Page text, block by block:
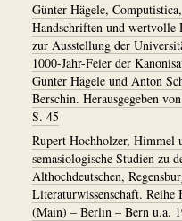
Günter Hägele,
Handschriften und wertvolle
zur Ausstellung der
1000-Jahr-Feier der
Günter Hägele und Anton
Berschin. Herausgegeben
S. 45
Rupert Hochholzer, Himmel
semasiologische Studien zu
Althochdeutschen,
Literaturwissenschaft.
(Main) – Berlin – Bern u.a.